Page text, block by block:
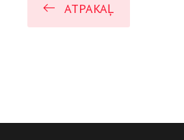
ATPAKAĻ